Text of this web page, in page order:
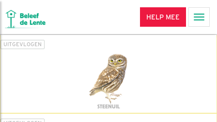
HELP MEE
UITGEVLOGEN
STEENUIL